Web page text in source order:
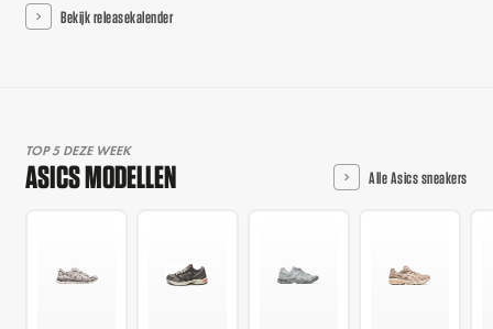
Bekijk releasekalender
TOP 5 DEZE WEEK
ASICS MODELLEN Alle Asics sneakers